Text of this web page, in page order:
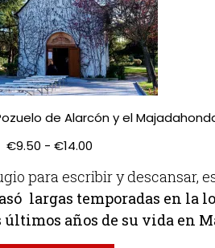
de Alarcón y el
€9.50 - €14.00
para escribir y descansar,
largas temporadas en la
años de su vida en